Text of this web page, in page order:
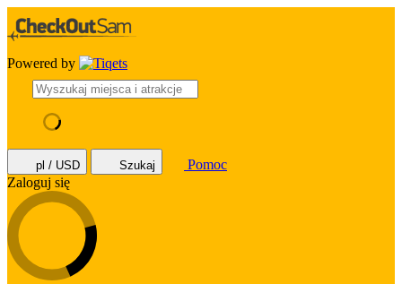
Powered by
pl / USD Szukaj
Pomoc
Zaloguj się